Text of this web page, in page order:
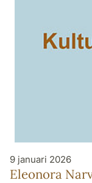
9 januari 2026
Eleonora